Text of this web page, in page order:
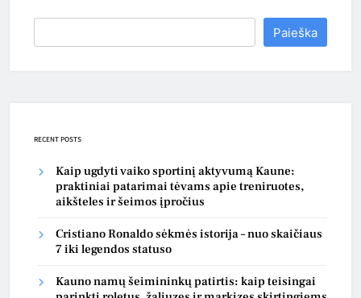
Paieška
RECENT POSTS
Kaip ugdyti vaiko sportinį aktyvumą Kaune:
praktiniai patarimai tėvams apie treniruotes,
aikšteles ir šeimos įpročius
Cristiano Ronaldo sėkmės istorija – nuo skaičiaus
7 iki legendos statuso
Kauno namų šeimininkų patirtis: kaip teisingai